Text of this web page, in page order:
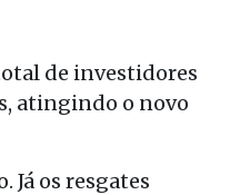
de investidores
atingindo o novo
Já os resgates